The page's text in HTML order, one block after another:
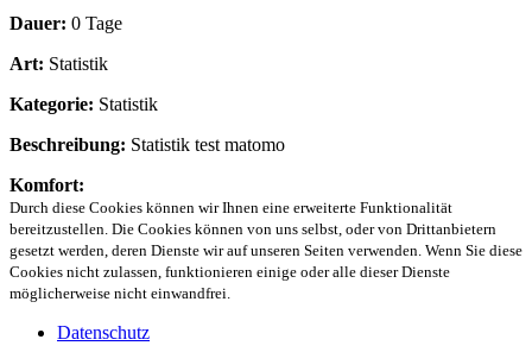
Dauer: 0 Tage
Art: Statistik
Kategorie: Statistik
Beschreibung: Statistik test matomo
Komfort:
Durch diese Cookies können wir Ihnen eine erweiterte Funktionalität
bereitzustellen. Die Cookies können von uns selbst, oder von Drittanbietern
gesetzt werden, deren Dienste wir auf unseren Seiten verwenden. Wenn Sie diese
Cookies nicht zulassen, funktionieren einige oder alle dieser Dienste
möglicherweise nicht einwandfrei.
Datenschutz